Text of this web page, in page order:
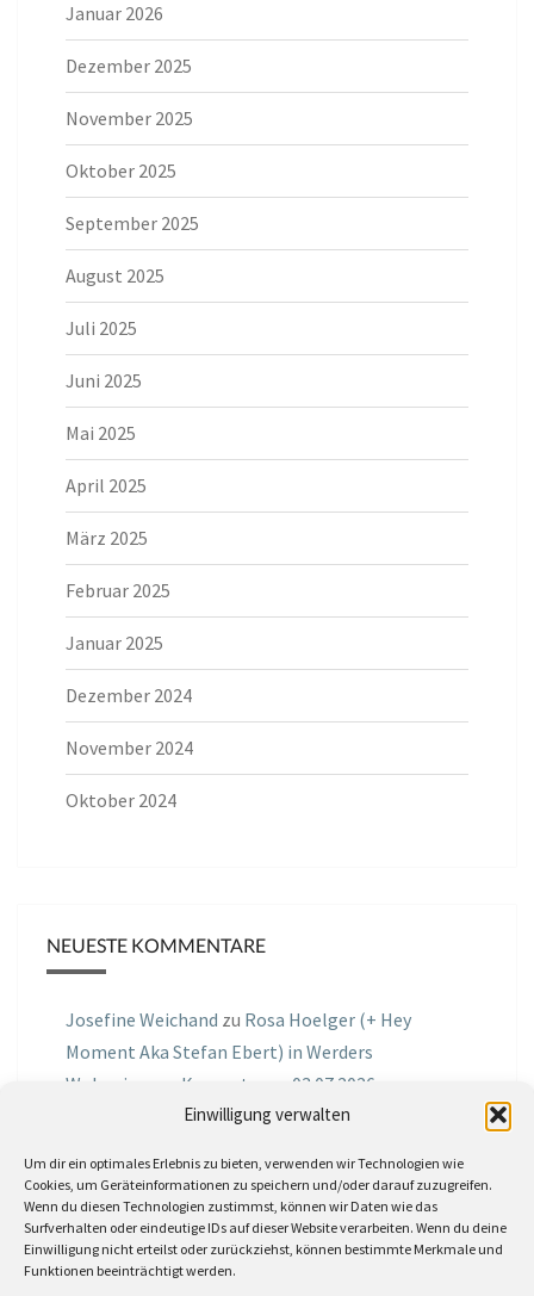
Einwilligung verwalten
Um dir ein optimales Erlebnis zu bieten, verwenden wir Technologien wie
Cookies, um Geräteinformationen zu speichern und/oder darauf zuzugreifen.
Wenn du diesen Technologien zustimmst, können wir Daten wie das
Surfverhalten oder eindeutige IDs auf dieser Website verarbeiten. Wenn du deine
Einwilligung nicht erteilst oder zurückziehst, können bestimmte Merkmale und
Funktionen beeinträchtigt werden.
Januar 2026
Dezember 2025
November 2025
Oktober 2025
September 2025
August 2025
Juli 2025
Juni 2025
Mai 2025
April 2025
März 2025
Februar 2025
Januar 2025
Dezember 2024
November 2024
Oktober 2024
NEUESTE KOMMENTARE
Josefine Weichand zu Rosa Hoelger (+ Hey
Moment Aka Stefan Ebert) in Werders
Wohnzimmer Konzerte am 03.07.2026
Podcast Nr.01 vom 08.09.2025 mit Joe Astray
MIRI IN THE GREENzuMiri in the Green in der
Hemingway Lounge, am 30.05.2026